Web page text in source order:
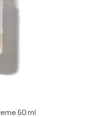
50 ml